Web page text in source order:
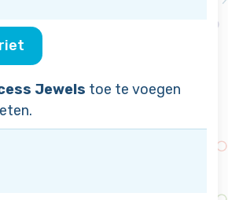
Jewels toe te voegen